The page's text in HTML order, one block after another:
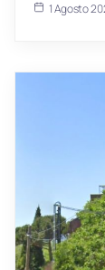
1 Agosto